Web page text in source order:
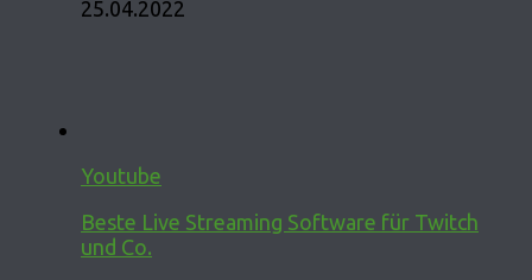
25.04.2022
Youtube
Beste Live Streaming Software für Twitch
und Co.